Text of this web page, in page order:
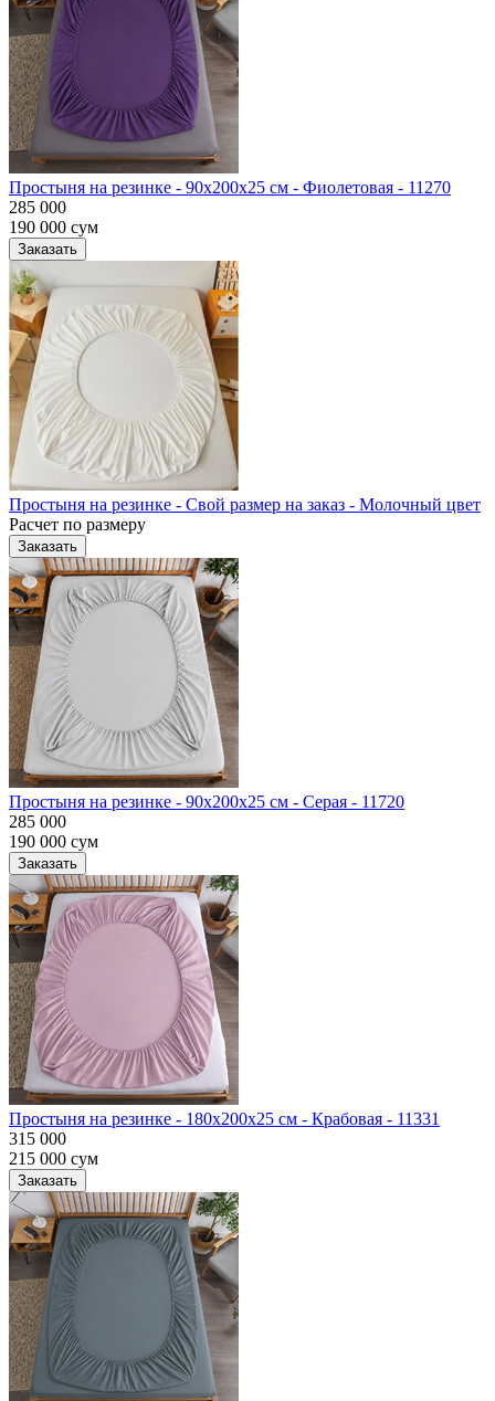
Простыня на резинке - 90x200x25 cм - Фиолетовая - 11270
285 000
190 000 сум
Заказать
Простыня на резинке - Свой размер на заказ - Молочный цвет
Расчет по размеру
Заказать
Простыня на резинке - 90x200x25 cм - Серая - 11720
285 000
190 000 сум
Заказать
Простыня на резинке - 180x200x25 cм - Крабовая - 11331
315 000
215 000 сум
Заказать